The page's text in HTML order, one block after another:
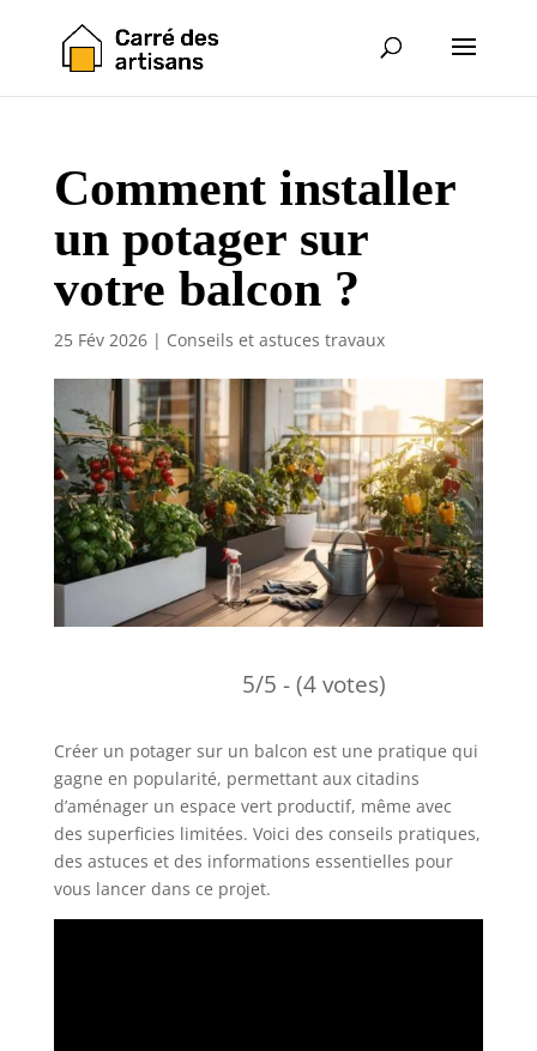
Comment installer
un potager sur
votre balcon ?
25 Fév 2026| Conseils et astuces travaux
5/5 - (4 votes)
Créer un potager sur un balcon est une pratique qui
gagne en popularité, permettant aux citadins
d’aménager un espace vert productif, même avec
des superficies limitées. Voici des conseils pratiques,
des astuces et des informations essentielles pour
vous lancer dans ce projet.